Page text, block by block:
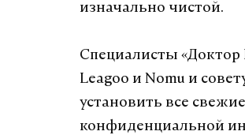
изначально чистой.
Специалисты «Доктор
Leagoo и Nomu и
установить все
конфиденциальной